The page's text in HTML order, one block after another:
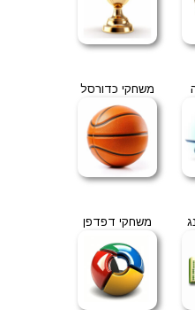
משחקי כדורסל
משחקי דפדפן